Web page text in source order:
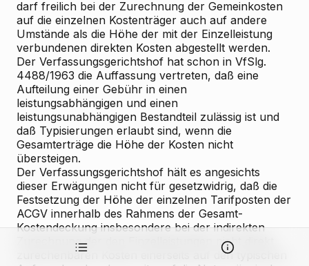
darf freilich bei der Zurechnung der Gemeinkosten
auf die einzelnen Kostenträger auch auf andere
Umstände als die Höhe der mit der Einzelleistung
verbundenen direkten Kosten abgestellt werden.
Der Verfassungsgerichtshof hat schon in VfSlg.
4488/1963 die Auffassung vertreten, daß eine
Aufteilung einer Gebühr in einen
leistungsabhängigen und einen
leistungsunabhängigen Bestandteil zulässig ist und
daß Typisierungen erlaubt sind, wenn die
Gesamterträge die Höhe der Kosten nicht
übersteigen.
Der Verfassungsgerichtshof hält es angesichts
dieser Erwägungen nicht für gesetzwidrig, daß die
Festsetzung der Höhe der einzelnen Tarifposten der
ACGV innerhalb des Rahmens der Gesamt-
Kostendeckung insbesondere bei der indirekten
Zurechnung der den Einzelleistungen nicht direkt
zurechenbaren Kosten einerseits auf den typischen